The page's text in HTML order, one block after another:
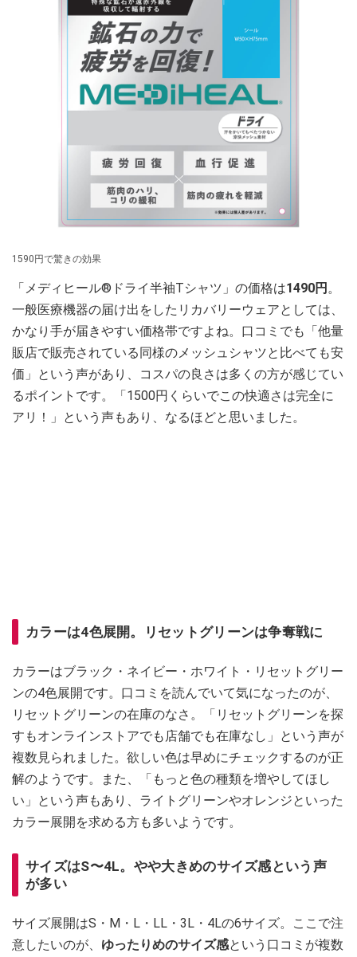
1590円で驚きの効果
「メディヒール®ドライ半袖Tシャツ」の価格は1490円 。
一般医療機器の届け出をしたリカバリーウェアとしては、
かなり手が届きやすい価格帯ですよね。口コミでも「他量
販店で販売されている同様のメッシュシャツと比べても安
価」という声があり、コスパの良さは多くの方が感じてい
るポイントです。「1500円くらいでこの快適さは完全に
アリ！」という声もあり、なるほどと思いました。
カラーは4色展開。リセットグリーンは争奪戦に
カラーはブラック・ネイビー・ホワイト・リセットグリー
ンの4色展開です。口コミを読んでいて気になったのが、
リセットグリーンの在庫のなさ。「リセットグリーンを探
すもオンラインストアでも店舗でも在庫なし」という声が
複数見られました。欲しい色は早めにチェックするのが正
解のようです。また、「もっと色の種類を増やしてほし
い」という声もあり、ライトグリーンやオレンジといった
カラー展開を求める方も多いようです。
サイズはS〜4L。やや大きめのサイズ感という声
が多い
サイズ展開はS・M・L・LL・3L・4Lの6サイズ。ここで注
意したいのが、 ゆったりめのサイズ感という口コミが複数